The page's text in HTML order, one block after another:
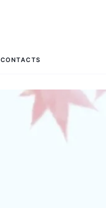
CONTACTS